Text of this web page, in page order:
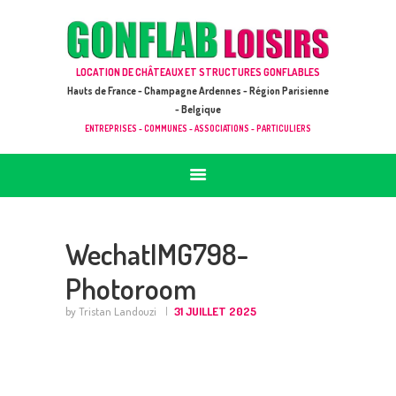
LOCATION DE CHÂTEAUX ET STRUCTURES GONFLABLES
Hauts de France - Champagne Ardennes - Région Parisienne
- Belgique
ENTREPRISES - COMMUNES - ASSOCIATIONS - PARTICULIERS
GONFLAB LOISIRS
ACCUEIL
JEUX À LOUER & PRESTATIONS
CATALOGUE / TARIF
DEMANDE DE DEVIS (SOUS 24H)
WechatIMG798-
Photoroom
by Tristan Landouzi 31 JUILLET 2025